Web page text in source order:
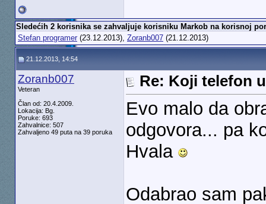
Sledećih 2 korisnika se zahvaljuje korisniku Markob na korisnoj
Stefan programer(23.12.2013), Zoranb007(21.12.2013)
21.12.2013, 14:54
Zoranb007
Veteran
Član od: 20.4.2009.
Lokacija: Bg.
Poruke: 693
Zahvalnice: 507
Zahvaljeno 49 puta na 39 poruka
Re: Koji telefon
Evo malo da
odgovora... pa
Hvala
Odabrao sam